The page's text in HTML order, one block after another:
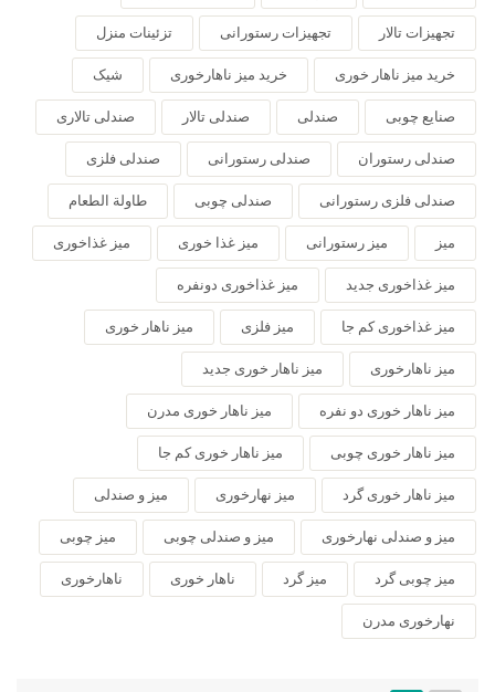
تجهیزات تالار تجهیزات رستورانی تزئینات منزل
خرید میز ناهار خوری خرید میز ناهارخوری شیک
صنایع چوبی صندلی صندلی تالار صندلی تالاری
صندلی رستوران صندلی رستورانی صندلی فلزی
صندلی فلزی رستورانی صندلی چوبی طاولة الطعام
میز میز رستورانی میز غذا خوری میز غذاخوری
میز غذاخوری جدید میز غذاخوری دونفره
میز غذاخوری کم جا میز فلزی میز ناهار خوری
میز ناهارخوری میز ناهار خوری جدید
میز ناهار خوری دو نفره میز ناهار خوری مدرن
میز ناهار خوری چوبی میز ناهار خوری کم جا
میز ناهار خوری گرد میز نهارخوری میز و صندلی
میز و صندلی نهارخوری میز و صندلی چوبی میز چوبی
میز چوبی گرد میز گرد ناهار خوری ناهارخوری
نهارخوری مدرن